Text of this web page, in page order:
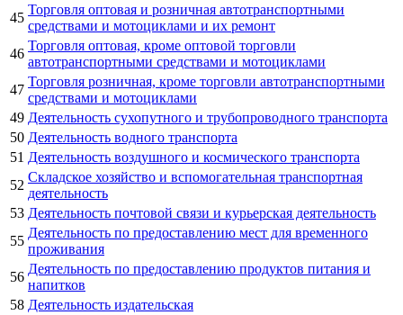
45
Торговля оптовая и розничная автотранспортными
средствами и мотоциклами и их ремонт
46
Торговля оптовая, кроме оптовой торговли
автотранспортными средствами и мотоциклами
47
Торговля розничная, кроме торговли автотранспортными
средствами и мотоциклами
49 Деятельность сухопутного и трубопроводного транспорта
50 Деятельность водного транспорта
51 Деятельность воздушного и космического транспорта
52
Складское хозяйство и вспомогательная транспортная
деятельность
53 Деятельность почтовой связи и курьерская деятельность
55
Деятельность по предоставлению мест для временного
проживания
56
Деятельность по предоставлению продуктов питания и
напитков
58 Деятельность издательская